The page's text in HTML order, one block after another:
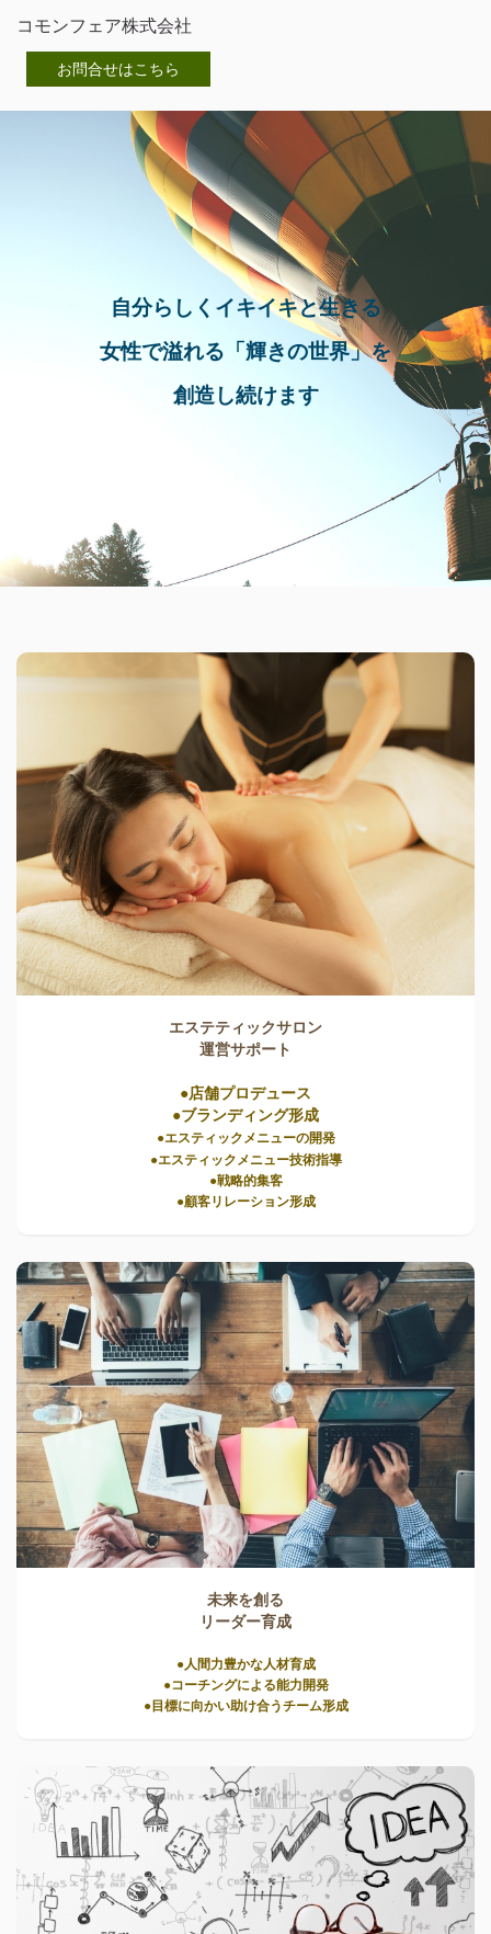
コモンフェア株式会社
お問合せはこちら
自分らしくイキイキと生きる
女性で溢れる「輝きの世界」を
創造し続けます
エステティックサロン
運営サポート
●店舗プロデュース
●ブランディング形成
●エスティックメニューの開発
●エスティックメニュー技術指導
●戦略的集客
●顧客リレーション形成
未来を創る
リーダー育成
●人間力豊かな人材育成
●コーチングによる能力開発
●目標に向かい助け合うチーム形成